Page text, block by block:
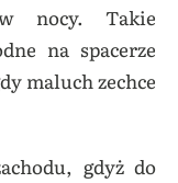
nocy. Takie
na spacerze
maluch zechce
gdyż do